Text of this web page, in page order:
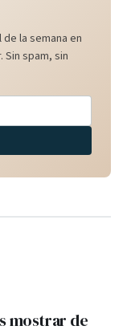
la semana en
Sin spam, sin
mostrar de